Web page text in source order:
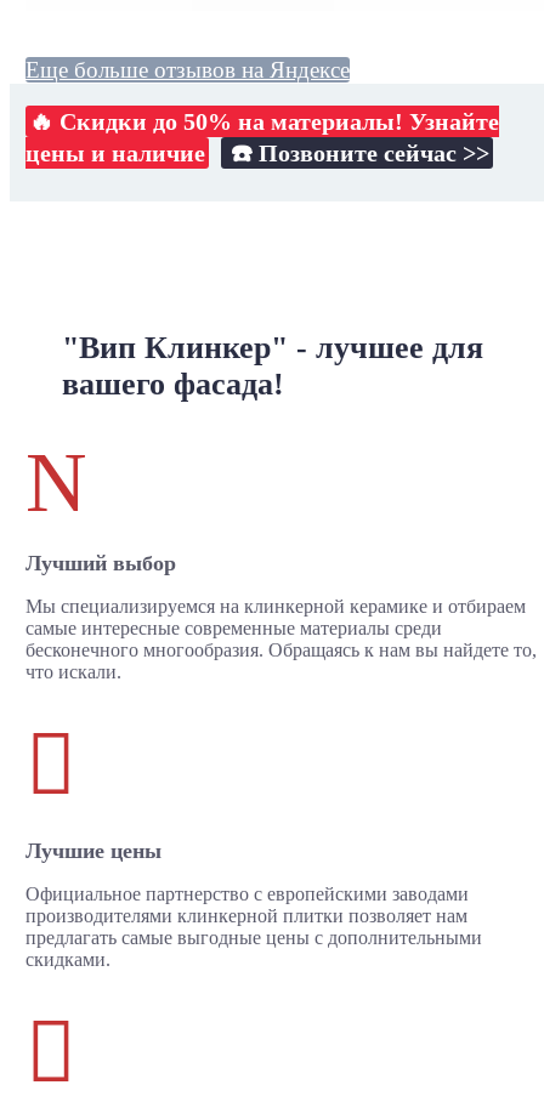
Еще больше отзывов на Яндексе
🔥 Скидки до 50% на материалы! Узнайте
цены и наличие
☎️ Позвоните сейчас >>
"Вип Клинкер" - лучшее для
вашего фасада!
N
Лучший выбор
Мы специализируемся на клинкерной керамике и отбираем
самые интересные современные материалы среди
бесконечного многообразия. Обращаясь к нам вы найдете то,
что искали.

Лучшие цены
Официальное партнерство с европейскими заводами
производителями клинкерной плитки позволяет нам
предлагать самые выгодные цены с дополнительными
скидками.
